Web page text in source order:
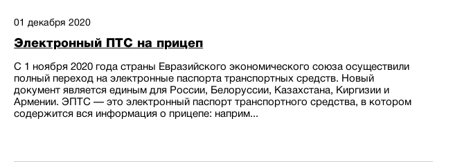
01 декабря 2020
Электронный ПТС на прицеп
С 1 ноября 2020 года страны Евразийского экономического союза осуществили
полный переход на электронные паспорта транспортных средств. Новый
документ является единым для России, Белоруссии, Казахстана, Киргизии и
Армении. ЭПТС — это электронный паспорт транспортного средства, в котором
содержится вся информация о прицепе: наприм...